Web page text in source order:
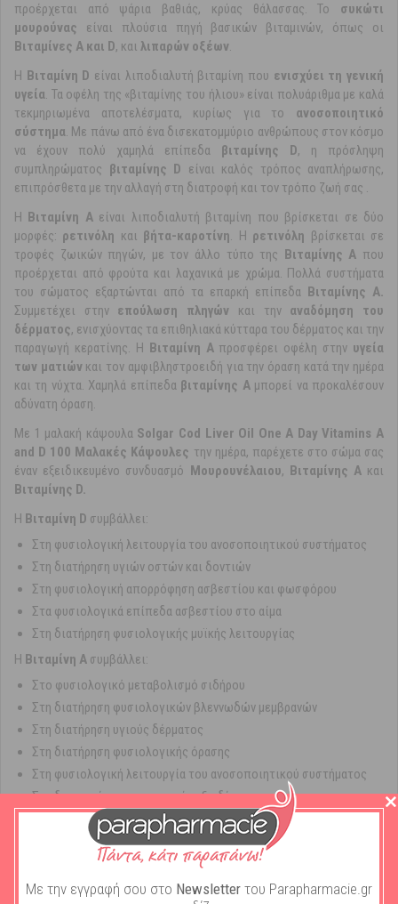
προέρχεται από ψάρια βαθιάς, κρύας θάλασσας. Το συκώτι
μουρούνας είναι πλούσια πηγή βασικών βιταμινών, όπως οι
Βιταμίνες Α και D, και λιπαρών οξέων.
Η Βιταμίνη D είναι λιποδιαλυτή βιταμίνη που ενισχύει τη γενική
υγεία. Τα οφέλη της «βιταμίνης του ήλιου» είναι πολυάριθμα με καλά
τεκμηριωμένα αποτελέσματα, κυρίως για το ανοσοποιητικό
σύστημα. Με πάνω από ένα δισεκατομμύριο ανθρώπους στον κόσμο
να έχουν πολύ χαμηλά επίπεδα βιταμίνης D, η πρόσληψη
συμπληρώματος βιταμίνης D είναι καλός τρόπος αναπλήρωσης,
επιπρόσθετα με την αλλαγή στη διατροφή και τον τρόπο ζωή σας .
Η Βιταμίνη Aείναι λιποδιαλυτή βιταμίνη που βρίσκεται σε δύο
μορφές: ρετινόλη και βήτα-καροτίνη. Η ρετινόλη βρίσκεται σε
τροφές ζωικών πηγών, με τον άλλο τύπο της Βιταμίνης Α που
προέρχεται από φρούτα και λαχανικά με χρώμα. Πολλά συστήματα
του σώματος εξαρτώνται από τα επαρκή επίπεδα Βιταμίνης Α.
Συμμετέχει στην επούλωση πληγών και την αναδόμηση του
δέρματος, ενισχύοντας τα επιθηλιακά κύτταρα του δέρματος και την
παραγωγή κερατίνης. Η Βιταμίνη Α προσφέρει οφέλη στην υγεία
των ματιώνκαι τον αμφιβληστροειδή για την όραση κατά την ημέρα
και τη νύχτα. Χαμηλά επίπεδα βιταμίνης Α μπορεί να προκαλέσουν
αδύνατη όραση.
Με 1 μαλακή κάψουλα Solgar Cod Liver Oil One A Day Vitamins A
and D 100 Μαλακές Κάψουλες την ημέρα, παρέχετε στο σώμα σας
έναν εξειδικευμένο συνδυασμό Μουρουνέλαιου, Βιταμίνης Ακαι
Βιταμίνης D.
Η Βιταμίνη D συμβάλλει:
Στη φυσιολογική λειτουργία του ανοσοποιητικού συστήματος
Στη διατήρηση υγιών οστών και δοντιών
Στη φυσιολογική απορρόφηση ασβεστίου και φωσφόρου
Στα φυσιολογικά επίπεδα ασβεστίου στο αίμα
Στη διατήρηση φυσιολογικής μυϊκής λειτουργίας
Η Βιταμίνη A συμβάλλει:
Στο φυσιολογικό μεταβολισμό σιδήρου
Στη διατήρηση φυσιολογικών βλεννωδών μεμβρανών
Στη διατήρηση υγιούς δέρματος
Στη διατήρηση φυσιολογικής όρασης
Στη φυσιολογική λειτουργία του ανοσοποιητικού συστήματος
Στη διεργασία της κυτταρικής εξειδίκευσης
Solgar Cod Liver Oil One A Day Vitamins A and D 100 Μαλακές
Με την εγγραφή σου στο Newsletter του Parapharmacie.gr